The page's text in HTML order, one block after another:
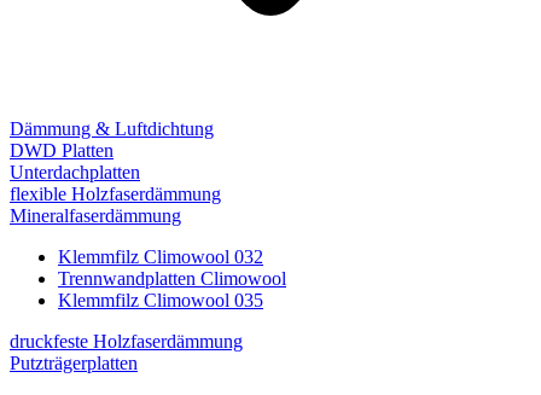
Dämmung & Luftdichtung
DWD Platten
Unterdachplatten
flexible Holzfaserdämmung
Mineralfaserdämmung
Klemmfilz Climowool 032
Trennwandplatten Climowool
Klemmfilz Climowool 035
druckfeste Holzfaserdämmung
Putzträgerplatten